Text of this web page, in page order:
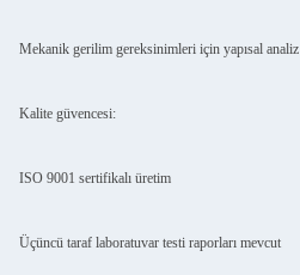
Mekanik gerilim gereksinimleri için yapısal analiz
Kalite güvencesi:
ISO 9001 sertifikalı üretim
Üçüncü taraf laboratuvar testi raporları mevcut